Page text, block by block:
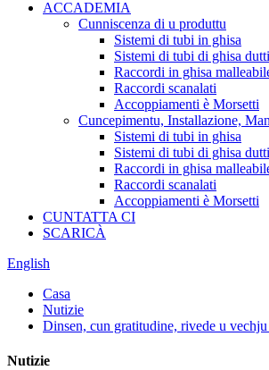
ACCADEMIA
Cunniscenza di u produttu
Sistemi di tubi in ghisa
Sistemi di tubi di ghisa
Raccordi in ghisa
Raccordi scanalati
Accoppiamenti è Morsetti
Cuncepimentu, Installazione,
Sistemi di tubi in ghisa
Sistemi di tubi di ghisa
Raccordi in ghisa
Raccordi scanalati
Accoppiamenti è Morsetti
CUNTATTA CI
SCARICÀ
English
Casa
Nutizie
Dinsen, cun gratitudine, rivede u
Nutizie